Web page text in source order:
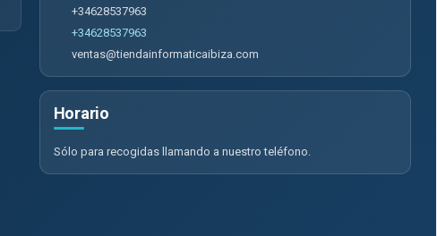
+34628537963
+34628537963
ventas@tiendainformaticaibiza.com
Horario
Sólo para recogidas llamando a nuestro teléfono.